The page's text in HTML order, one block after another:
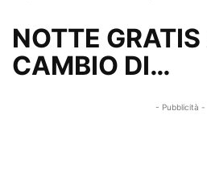
NOTTE
CAMBIO DI…
- Pubblicità -